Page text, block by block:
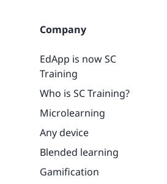
Company
EdApp is now SC
Training
Who is SC Training?
Microlearning
Any device
Blended learning
Gamification